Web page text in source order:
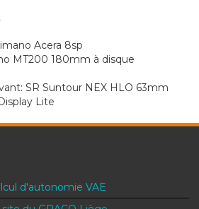
Acera 8sp
MT200 180mm à disque
SR Suntour NEX HLO 63mm
Lite
d'autonomie VAE